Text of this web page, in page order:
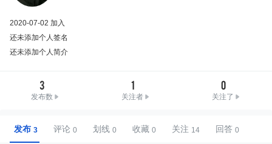
2020-07-02 加入
还未添加个人签名
还未添加个人简介
3
发布数
1
关注者
0
关注了
发布 评论 划线 收藏 关注 回答